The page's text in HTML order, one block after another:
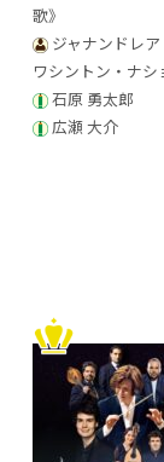
歌》
ジャナンドレ
ワシントン・ナシ
石原 勇太郎
広瀬 大介